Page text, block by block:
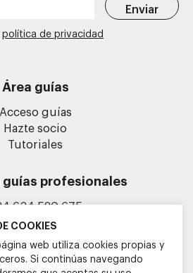
política de privacidad
Área guías
Acceso guías
Hazte socio
Tutoriales
profesionales
634 580 675
COOKIES
web utiliza cookies propias y
Si continúas navegando